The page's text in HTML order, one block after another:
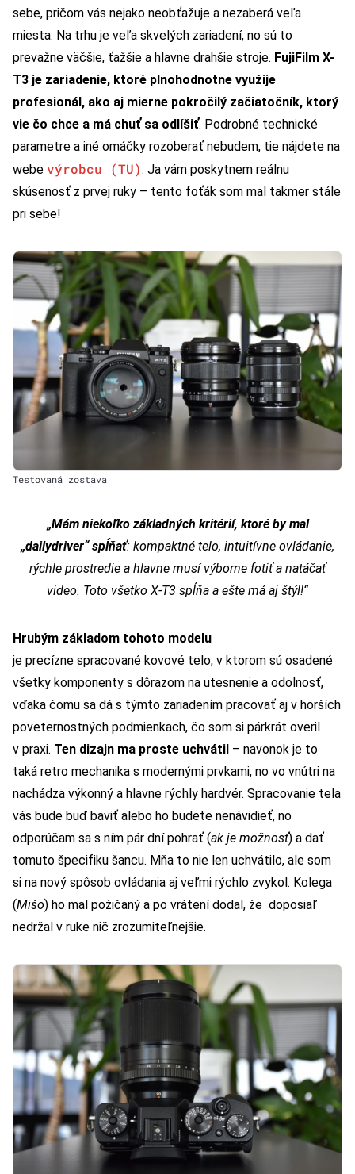
sebe, pričom vás nejako neobťažuje a nezaberá veľa
miesta. Na trhu je veľa skvelých zariadení, no sú to
prevažne väčšie, ťažšie a hlavne drahšie stroje. FujiFilm X-
T3 je zariadenie, ktoré plnohodnotne využije
profesionál, ako aj mierne pokročilý začiatočník, ktorý
vie čo chce a má chuť sa odlíšiť. Podrobné technické
parametre a iné omáčky rozoberať nebudem, tie nájdete na
webe výrobcu (TU). Ja vám poskytnem reálnu
skúsenosť z prvej ruky – tento foťák som mal takmer stále
pri sebe!
Testovaná zostava
„Mám niekoľko základných kritérií, ktoré by mal
„dailydriver“ spĺňať: kompaktné telo, intuitívne ovládanie,
rýchle prostredie a hlavne musí výborne fotiť a natáčať
video. Toto všetko X-T3 spĺňa a ešte má aj štýl!“
Hrubým základom tohoto modelu
je precízne spracované kovové telo, v ktorom sú osadené
všetky komponenty s dôrazom na utesnenie a odolnosť,
vďaka čomu sa dá s týmto zariadením pracovať aj v horších
poveternostných podmienkach, čo som si párkrát overil
v praxi. Ten dizajn ma proste uchvátil – navonok je to
taká retro mechanika s modernými prvkami, no vo vnútri na
nachádza výkonný a hlavne rýchly hardvér. Spracovanie tela
vás bude buď baviť alebo ho budete nenávidieť, no
odporúčam sa s ním pár dní pohrať (ak je možnosť) a dať
tomuto špecifiku šancu. Mňa to nie len uchvátilo, ale som
si na nový spôsob ovládania aj veľmi rýchlo zvykol. Kolega
(Mišo) ho mal požičaný a po vrátení dodal, že doposiaľ
nedržal v ruke nič zrozumiteľnejšie.